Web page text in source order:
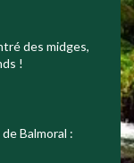
des midges,
!
Balmoral :